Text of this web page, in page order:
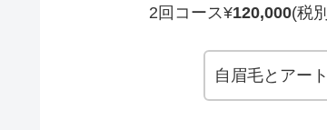
2回コース¥120,000(税
自眉毛とアー